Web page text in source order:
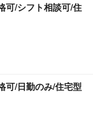
可/シフト相談可/住
可/日勤のみ/住宅型